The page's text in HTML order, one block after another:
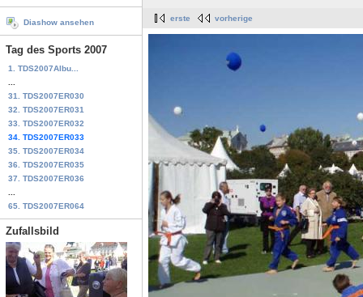
Diashow ansehen
Tag des Sports 2007
1. TDS2007Albu...
31. TDS2007ER030
32. TDS2007ER031
33. TDS2007ER032
34. TDS2007ER033
35. TDS2007ER034
36. TDS2007ER035
37. TDS2007ER036
65. TDS2007ER064
Zufallsbild
erste vorherige